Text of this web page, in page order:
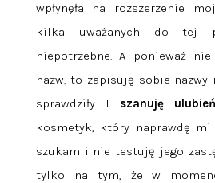
wpłynęła na rozszerzenie
kilka uważanych do tej
niepotrzebne. A ponieważ
nazw, to zapisuję sobie
sprawdziły. I
szanuję
kosmetyk, który naprawdę
szukam i nie testuję jego
tylko na tym, że w